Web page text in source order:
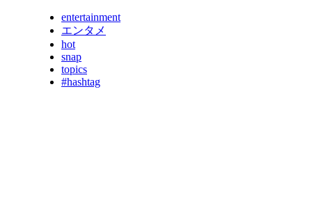
entertainment
エンタメ
hot
snap
topics
#hashtag